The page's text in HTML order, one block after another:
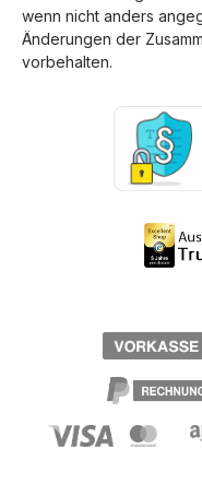
wenn nicht anders
Änderungen der
vorbehalten.